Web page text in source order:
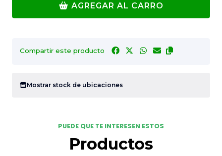
AGREGAR AL CARRO
Compartir este producto
Mostrar stock de ubicaciones
PUEDE QUE TE INTERESEN ESTOS
Productos